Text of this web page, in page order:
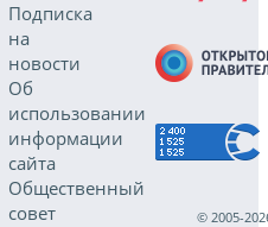
Подписка
на
новости
Об
использовании
информации
сайта
Общественный
совет
© 2005-